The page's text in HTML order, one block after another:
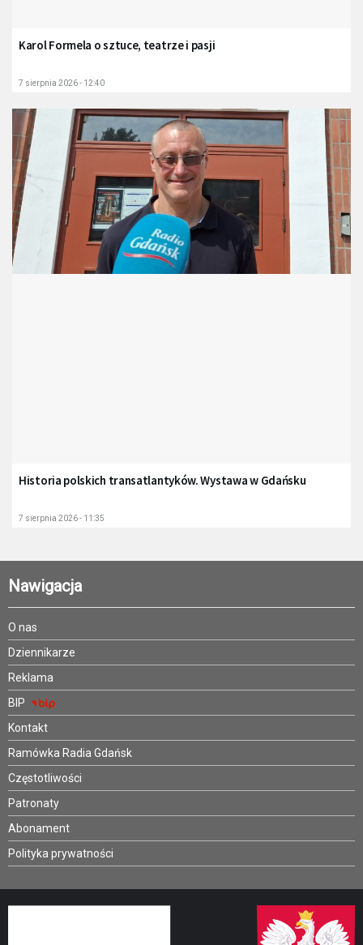
Karol Formela o sztuce, teatrze i pasji
7 sierpnia 2026 - 12:40
Historia polskich transatlantyków. Wystawa w Gdańsku
7 sierpnia 2026 - 11:35
Nawigacja
O nas
Dziennikarze
Reklama
BIP
Kontakt
Ramówka Radia Gdańsk
Częstotliwości
Patronaty
Abonament
Polityka prywatności